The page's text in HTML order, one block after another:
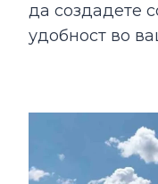
да создадете
удобност во